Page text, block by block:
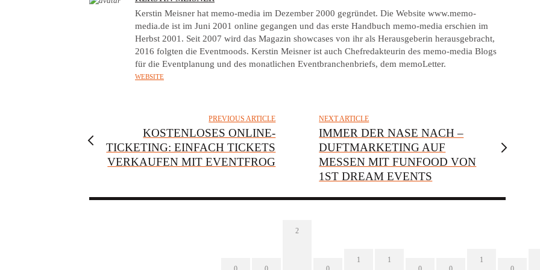
U
T
H
O
R
Kerstin Meisner hat memo-media im Dezember 2000 gegründet. Die Website www.memo-
media.de ist im Juni 2001 online gegangen und das erste Handbuch memo-media erschien im
Herbst 2001. Seit 2007 wird das Magazin showcases von ihr als Herausgeberin herausgebracht,
2016 folgten die Eventmoods. Kerstin Meisner ist auch Chefredakteurin des memo-media Blogs
für die Eventplanung und des monatlichen Eventbranchenbriefs, dem memoLetter.
WEBSITE
PREVIOUS ARTICLE
KOSTENLOSES ONLINE-
TICKETING: EINFACH TICKETS
VERKAUFEN MIT EVENTFROG
NEXT ARTICLE
IMMER DER NASE NACH –
DUFTMARKETING AUF
MESSEN MIT FUNFOOD VON
1ST DREAM EVENTS
2
1
1
1